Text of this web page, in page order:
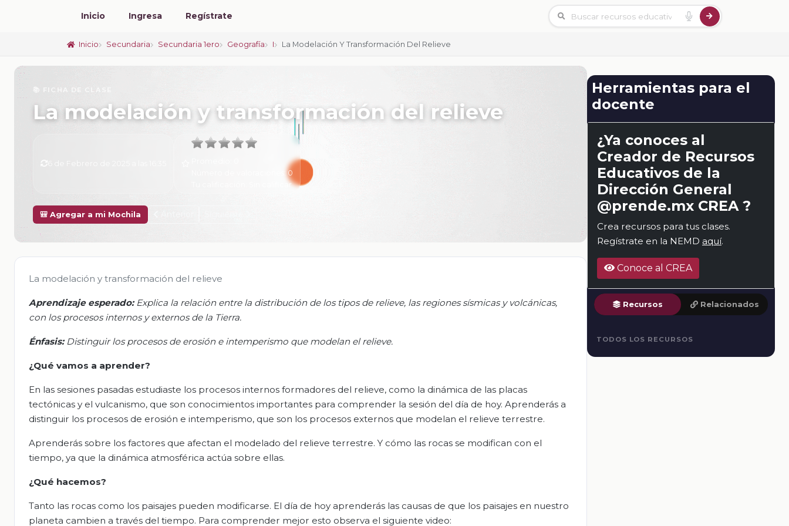
Inicio Ingresa Regístrate
Inicio Secundaria Secundaria 1ero Geografía I La Modelación Y Transformación Del Relieve
📚 FICHA DE CLASE
La modelación y transformación del relieve
0
Sin calificar
🎒 Agregar a mi Mochila
La modelación y transformación del relieve
Aprendizaje esperado:Explica la relación entre la distribución de los tipos de relieve, las regiones sísmicas y volcánicas,
con los procesos internos y externos de la Tierra.
Énfasis:Distinguir los procesos de erosión e intemperismo que modelan el relieve.
¿Qué vamos a aprender?
En las sesiones pasadas estudiaste los procesos internos formadores del relieve, como la dinámica de las placas
tectónicas y el vulcanismo, que son conocimientos importantes para comprender la sesión del día de hoy. Aprenderás a
distinguir los procesos de erosión e intemperismo, que son los procesos externos que modelan el relieve terrestre.
Aprenderás sobre los factores que afectan el modelado del relieve terrestre. Y cómo las rocas se modifican con el
tiempo, ya que la dinámica atmosférica actúa sobre ellas.
¿Qué hacemos?
Tanto las rocas como los paisajes pueden modificarse. El día de hoy aprenderás las causas de que los paisajes en nuestro
planeta cambien a través del tiempo. Para comprender mejor esto observa el siguiente video:
Herramientas para el
docente
¿Ya conoces al
Creador de Recursos
Educativos de la
Dirección General
@prende.mx CREA ?
Crea recursos para tus clases.
Regístrate en la NEMD aquí.
Conoce al CREA
Recursos Relacionados
TODOS LOS RECURSOS